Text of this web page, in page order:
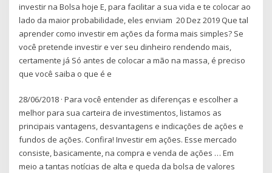
investir na Bolsa hoje E, para facilitar a sua vida e te colocar ao
lado da maior probabilidade, eles enviam 20 Dez 2019 Que tal
aprender como investir em ações da forma mais simples? Se
você pretende investir e ver seu dinheiro rendendo mais,
certamente já Só antes de colocar a mão na massa, é preciso
que você saiba o que é e
28/06/2018 · Para você entender as diferenças e escolher a
melhor para sua carteira de investimentos, listamos as
principais vantagens, desvantagens e indicações de ações e
fundos de ações. Confira! Investir em ações. Esse mercado
consiste, basicamente, na compra e venda de ações … Em
meio a tantas notícias de alta e queda da bolsa de valores